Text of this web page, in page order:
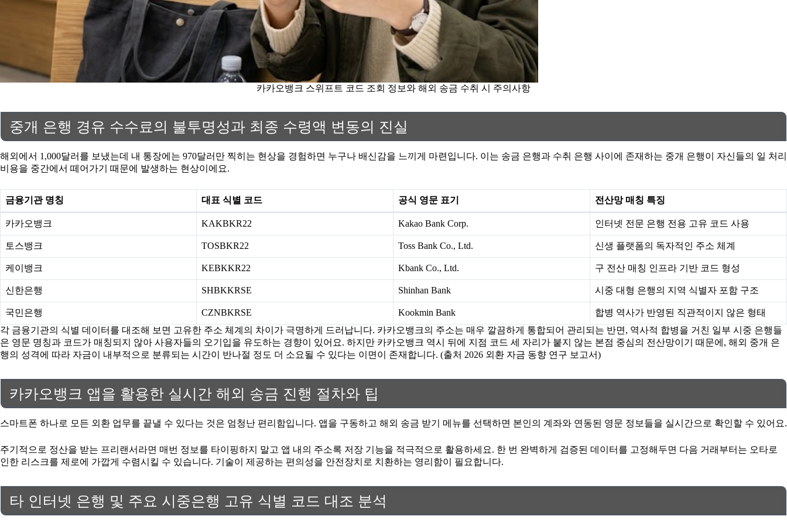
카카오뱅크 스위프트 코드 조회 정보와 해외 송금 수취 시 주의사항
중개 은행 경유 수수료의 불투명성과 최종 수령액 변동의 진실
해외에서 1,000달러를 보냈는데 내 통장에는 970달러만 찍히는 현상을 경험하면 누구나 배신감을 느끼게 마련입니다. 이는 송금 은행과 수취 은행 사이에 존재하는 중개 은행이 자신들의 일 처리
비용을 중간에서 떼어가기 때문에 발생하는 현상이에요.
금융기관 명칭 대표 식별 코드 공식 영문 표기 전산망 매칭 특징
카카오뱅크 KAKBKR22 Kakao Bank Corp. 인터넷 전문 은행 전용 고유 코드 사용
토스뱅크 TOSBKR22 Toss Bank Co., Ltd. 신생 플랫폼의 독자적인 주소 체계
케이뱅크 KEBKKR22 Kbank Co., Ltd. 구 전산 매칭 인프라 기반 코드 형성
신한은행 SHBKKRSE Shinhan Bank 시중 대형 은행의 지역 식별자 포함 구조
국민은행 CZNBKRSE Kookmin Bank
합병 역사가 반영된 직관적이지 않은 형태
각 금융기관의 식별 데이터를 대조해 보면 고유한 주소 체계의 차이가 극명하게 드러납니다. 카카오뱅크의 주소는 매우 깔끔하게 통합되어 관리되는 반면, 역사적 합병을 거친 일부 시중 은행들
은 영문 명칭과 코드가 매칭되지 않아 사용자들의 오기입을 유도하는 경향이 있어요. 하지만 카카오뱅크 역시 뒤에 지점 코드 세 자리가 붙지 않는 본점 중심의 전산망이기 때문에, 해외 중개 은
행의 성격에 따라 자금이 내부적으로 분류되는 시간이 반나절 정도 더 소요될 수 있다는 이면이 존재합니다. (출처 2026 외환 자금 동향 연구 보고서)
카카오뱅크 앱을 활용한 실시간 해외 송금 진행 절차와 팁
스마트폰 하나로 모든 외환 업무를 끝낼 수 있다는 것은 엄청난 편리함입니다. 앱을 구동하고 해외 송금 받기 메뉴를 선택하면 본인의 계좌와 연동된 영문 정보들을 실시간으로 확인할 수 있어요.
주기적으로 정산을 받는 프리랜서라면 매번 정보를 타이핑하지 말고 앱 내의 주소록 저장 기능을 적극적으로 활용하세요. 한 번 완벽하게 검증된 데이터를 고정해두면 다음 거래부터는 오타로
인한 리스크를 제로에 가깝게 수렴시킬 수 있습니다. 기술이 제공하는 편의성을 안전장치로 치환하는 영리함이 필요합니다.
타 인터넷 은행 및 주요 시중은행 고유 식별 코드 대조 분석